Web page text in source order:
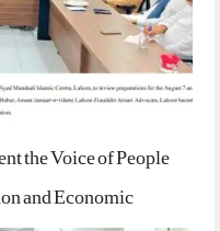
the Voice of People
and Economic…